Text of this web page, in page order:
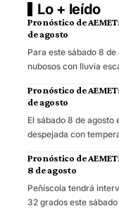
Lo + leído
Pronóstico de
de agosto
Para este sábado 8
nubosos con lluvia
Pronóstico de
de agosto
El sábado 8 de agosto
despejada con
Pronóstico de
8 de agosto
Peñíscola tendrá
32 grados este